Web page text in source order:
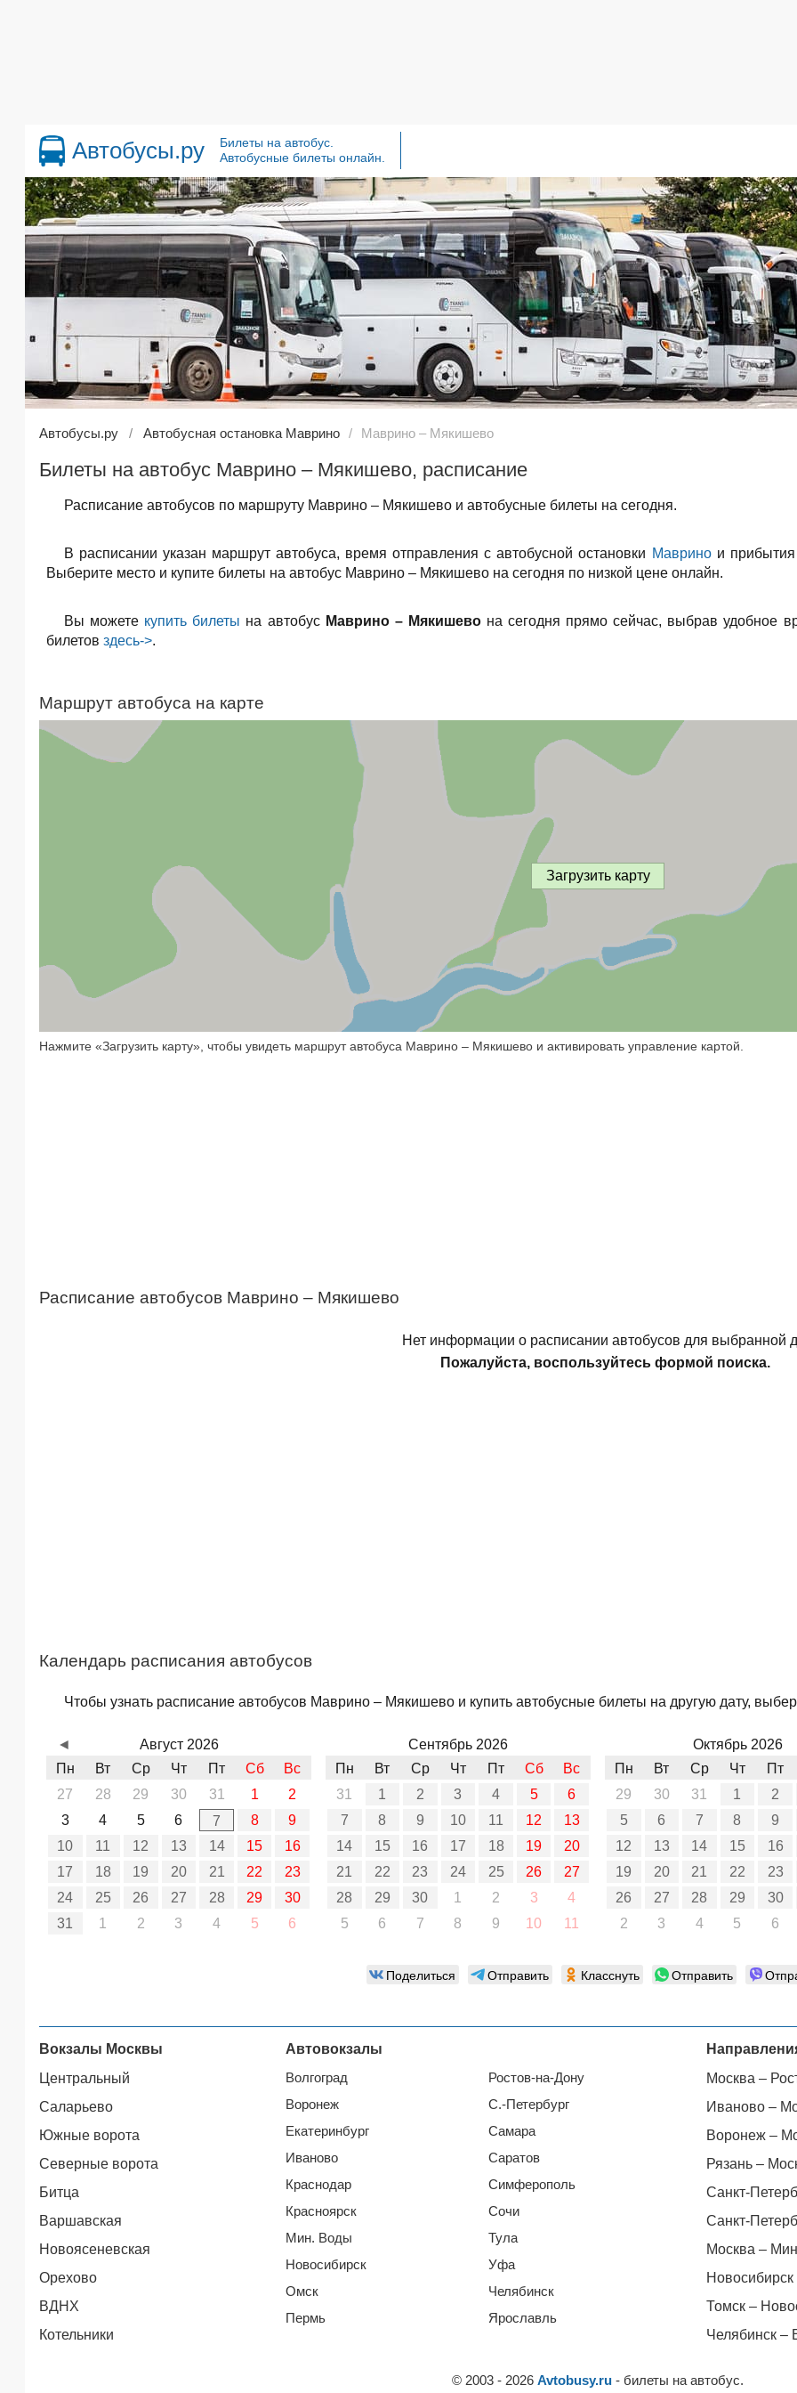
Автобусы.ру
Билеты на автобус.
Автобусные билеты онлайн.
Автобусы.ру Автобусная остановка Маврино Маврино – Мякишево
Билеты на автобус Маврино – Мякишево, расписание
Расписание автобусов по маршруту Маврино – Мякишево и автобусные билеты на сегодня.
В расписании указан маршрут автобуса, время отправления с автобусной остановки Мавринои прибытия
Выберите место и купите билеты на автобус Маврино – Мякишево на сегодня по низкой цене онлайн.
Вы можете купить билеты на автобус Маврино – Мякишевона сегодня прямо сейчас, выбрав удобное
билетов здесь->.
Маршрут автобуса на карте
Загрузить карту
Нажмите «Загрузить карту», чтобы увидеть маршрут автобуса Маврино – Мякишево и активировать управление картой.
Расписание автобусов Маврино – Мякишево
Нет информации о расписании автобусов для выбранной
Пожалуйста, воспользуйтесь формой поиска.
Календарь расписания автобусов
Чтобы узнать расписание автобусов Маврино – Мякишево и купить автобусные билеты на другую дату,
Август 2026
Пн
Вт Ср Чт Пт Сб
Вс
27
28 29 30 31 1
2
3
4 5 6 7 8
9
10
11 12 13 14 15
16
17
18 19 20 21 22
23
24
25 26 27 28 29
30
31
1 2 3 4 5 6
Сентябрь 2026
Пн
Вт Ср Чт Пт Сб
Вс
31
1 2 3 4 5
6
7
8 9 10 11 12
13
14
15 16 17 18 19
20
21
22 23 24 25 26
27
28
29 30 1 2 3
4
5
6 7 8 9 10 11
Октябрь 2026
Пн
Вт Ср Чт
Пт
29
30 31 1
2
5
6 7 8
9
12
13 14 15
16
19
20 21 22
23
26
27 28 29
30
2
3 4 5 6
◄
Поделиться Отправить Класснуть Отправить
Вокзалы Москвы
Центральный
Саларьево
Южные ворота
Северные ворота
Битца
Варшавская
Новоясеневская
Орехово
ВДНХ
Котельники
Автовокзалы
Волгоград
Воронеж
Екатеринбург
Иваново
Краснодар
Красноярск
Мин. Воды
Новосибирск
Омск
Пермь
Ростов-на-Дону
С.-Петербург
Самара
Саратов
Симферополь
Сочи
Тула
Уфа
Челябинск
Ярославль
Москва –
Иваново –
Воронеж –
Рязань –
Санкт-
Санкт-
Москва –
Томск –
Челябинск –
© 2003 - 2026 Avtobusy.ru - билеты на автобус.